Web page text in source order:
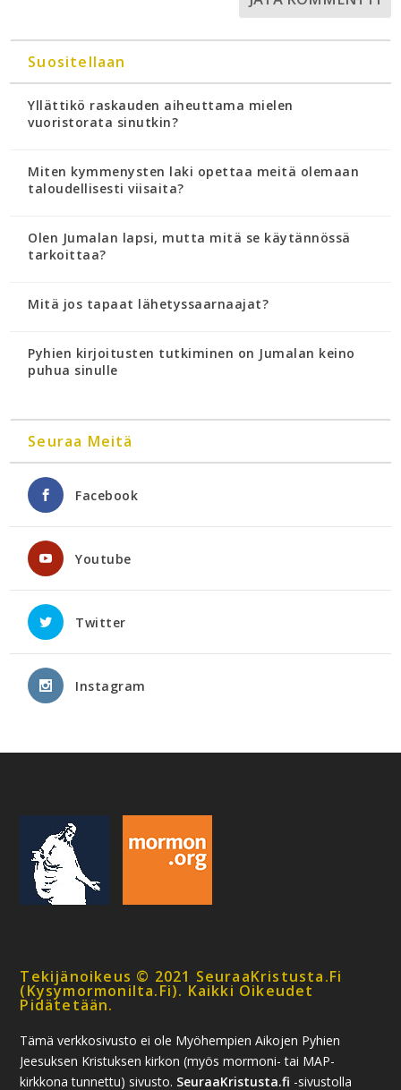
Suositellaan
Yllättikö raskauden aiheuttama mielen
vuoristorata sinutkin?
Miten kymmenysten laki opettaa meitä olemaan
taloudellisesti viisaita?
Olen Jumalan lapsi, mutta mitä se käytännössä
tarkoittaa?
Mitä jos tapaat lähetyssaarnaajat?
Pyhien kirjoitusten tutkiminen on Jumalan keino
puhua sinulle
Seuraa Meitä
Facebook
Youtube
Twitter
Instagram
Tekijänoikeus © 2021 SeuraaKristusta.fi
(kysymormonilta.fi). Kaikki Oikeudet
Pidätetään.
Tämä verkkosivusto ei ole Myöhempien Aikojen Pyhien
Jeesuksen Kristuksen kirkon (myös mormoni- tai MAP-
kirkkona tunnettu) sivusto. SeuraaKristusta.fi -sivustolla